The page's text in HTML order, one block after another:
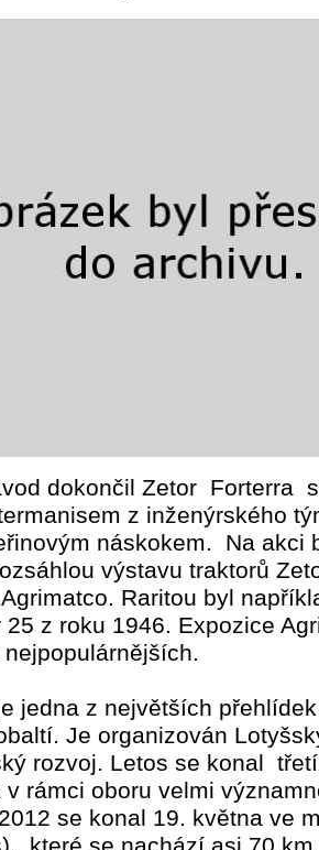
dokončil Zetor Forterra
z inženýrského
náskokem. Na akci
výstavu traktorů
Raritou byl
25 z roku 1946. Expozice
jedna z největších
Je organizován
rozvoj. Letos se konal
v rámci oboru velmi
se konal 19. května ve